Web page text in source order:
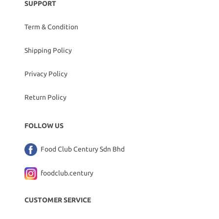
SUPPORT
Term & Condition
Shipping Policy
Privacy Policy
Return Policy
FOLLOW US
Food Club Century Sdn Bhd
foodclub.century
CUSTOMER SERVICE